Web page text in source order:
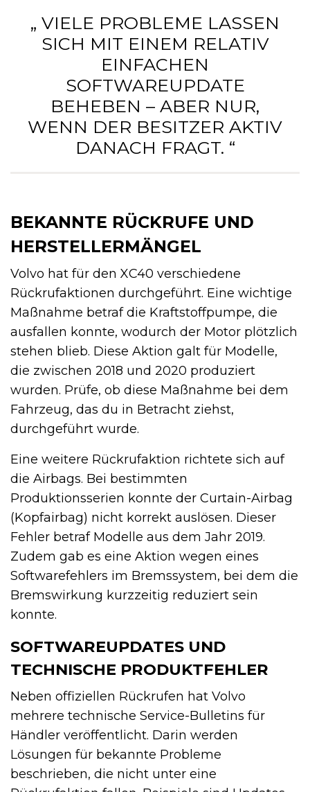
„ VIELE PROBLEME LASSEN
SICH MIT EINEM RELATIV
EINFACHEN
SOFTWAREUPDATE
BEHEBEN – ABER NUR,
WENN DER BESITZER AKTIV
DANACH FRAGT. “
BEKANNTE RÜCKRUFE UND
HERSTELLERMÄNGEL
Volvo hat für den XC40 verschiedene
Rückrufaktionen durchgeführt. Eine wichtige
Maßnahme betraf die Kraftstoffpumpe, die
ausfallen konnte, wodurch der Motor plötzlich
stehen blieb. Diese Aktion galt für Modelle,
die zwischen 2018 und 2020 produziert
wurden. Prüfe, ob diese Maßnahme bei dem
Fahrzeug, das du in Betracht ziehst,
durchgeführt wurde.
Eine weitere Rückrufaktion richtete sich auf
die Airbags. Bei bestimmten
Produktionsserien konnte der Curtain-Airbag
(Kopfairbag) nicht korrekt auslösen. Dieser
Fehler betraf Modelle aus dem Jahr 2019.
Zudem gab es eine Aktion wegen eines
Softwarefehlers im Bremssystem, bei dem die
Bremswirkung kurzzeitig reduziert sein
konnte.
SOFTWAREUPDATES UND
TECHNISCHE PRODUKTFEHLER
Neben offiziellen Rückrufen hat Volvo
mehrere technische Service-Bulletins für
Händler veröffentlicht. Darin werden
Lösungen für bekannte Probleme
beschrieben, die nicht unter eine